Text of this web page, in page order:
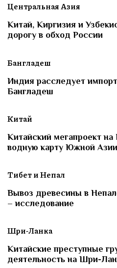
Центральная Азия
Китай, Киргизия и
дорогу в обход России
Бангладеш
Индия расследует
Бангладеш
Китай
Китайский мегапроект
водную карту Южной Азии
Тибет и Непал
Вывоз древесины в
– исследование
Шри-Ланка
Китайские преступные
деятельность на Шри-